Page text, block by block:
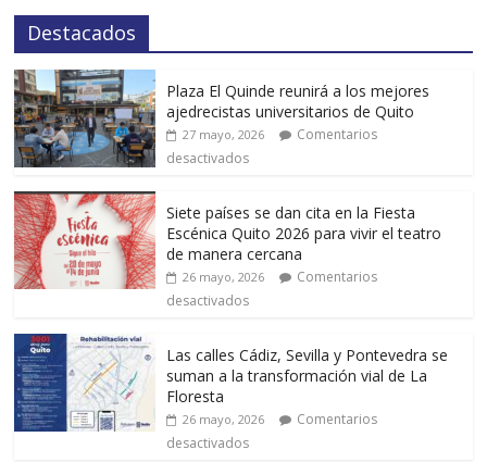
Destacados
Plaza El Quinde reunirá a los mejores
ajedrecistas universitarios de Quito
27 mayo, 2026
Comentarios
desactivados
Siete países se dan cita en la Fiesta
Escénica Quito 2026 para vivir el teatro
de manera cercana
26 mayo, 2026
Comentarios
desactivados
Las calles Cádiz, Sevilla y Pontevedra se
suman a la transformación vial de La
Floresta
26 mayo, 2026
Comentarios
desactivados